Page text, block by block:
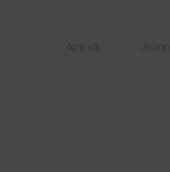
Αρχική